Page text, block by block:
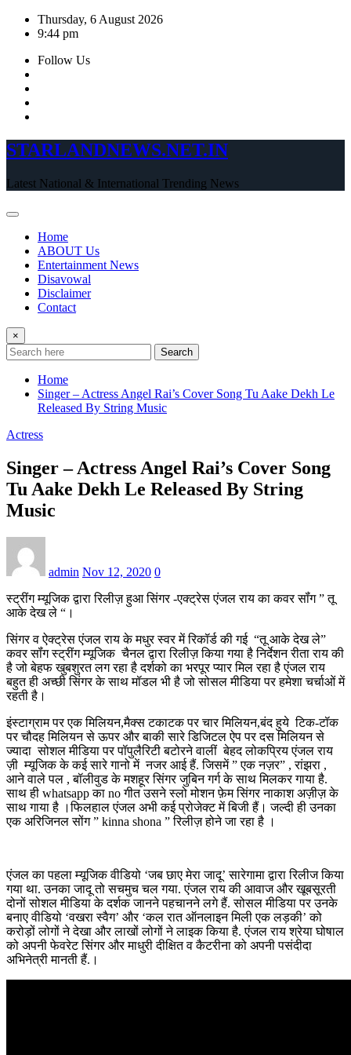
Skip
Thursday, 6 August 2026
9:44 pm
Follow Us
STARLANDNEWS.NET.IN
Latest National & International Trending News
Home
ABOUT Us
Entertainment News
Disavowal
Disclaimer
Contact
×
Search
Home
Singer – Actress Angel Rai’s Cover Song Tu Aake Dekh Le
Released By String Music
Actress
Singer – Actress Angel Rai’s Cover Song
Tu Aake Dekh Le Released By String
Music
admin Nov 12, 2020 0
स्ट्रींग म्यूजिक द्वारा रिलीज़ हुआ सिंगर -एक्ट्रेस एंजल राय का कवर सॉंग ” तू
आके देख ले “।
सिंगर व ऐक्ट्रेस एंजल राय के मधुर स्वर में रिकॉर्ड की गई “तू आके देख ले”
कवर सॉंग स्ट्रींग म्यूजिक चैनल द्वारा रिलीज़ किया गया है निर्देशन रीता राय की
है जो बेहफ खुबशुरत लग रहा है दर्शको का भरपूर प्यार मिल रहा है एंजल राय
बहुत ही अच्छी सिंगर के साथ मॉडल भी है जो सोसल मीडिया पर हमेशा चर्चाओं में
रहती है।
इंस्टाग्राम पर एक मिलियन,मैक्स टकाटक पर चार मिलियन,बंद हुये टिक-टॉक
पर चौदह मिलियन से ऊपर और बाकी सारे डिजिटल ऐप पर दस मिलियन से
ज्यादा सोशल मीडिया पर पॉपुलैरिटी बटोरने वालीं बेहद लोकप्रिय एंजल राय
ज़ी म्यूजिक के कई सारे गानो में नजर आई हैं. जिसमें ” एक नज़र” , रांझरा ,
आने वाले पल , बॉलीवुड के मशहूर सिंगर जुबिन गर्ग के साथ मिलकर गाया है.
साथ ही whatsapp का no गीत उसने स्लो मोशन फ़ेम सिंगर नाकाश अज़ीज़ के
साथ गाया है ।फिलहाल एंजल अभी कई प्रोजेक्ट में बिजी हैं। जल्दी ही उनका
एक अरिजिनल सोंग ” kinna shona ” रिलीज़ होने जा रहा है ।
एंजल का पहला म्यूजिक वीडियो ‘जब छाए मेरा जादू’ सारेगामा द्वारा रिलीज किया
गया था. उनका जादू तो सचमुच चल गया. एंजल राय की आवाज और खूबसूरती
दोनों सोशल मीडिया के दर्शक जानने पहचानने लगे हैं. सोसल मीडिया पर उनके
बनाए वीडियो ‘वखरा स्वैग’ और ‘कल रात ऑनलाइन मिली एक लड़की’ को
करोड़ों लोगों ने देखा और लाखों लोगों ने लाइक किया है. एंजल राय श्रेया घोषाल
को अपनी फेवरेट सिंगर और माधुरी दीक्षित व कैटरीना को अपनी पसंदीदा
अभिनेत्री मानती हैं.।